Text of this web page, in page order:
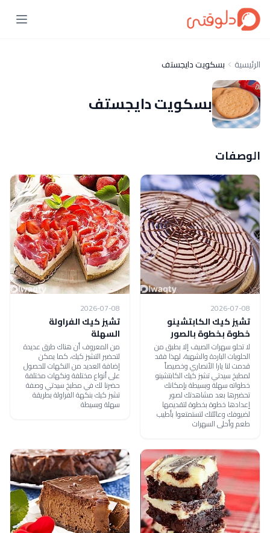
الرئيسية بسكويت دايجستف
بسكويت دايجستف
الوصفات
2026-07-08
تشيز كيك الكابتشينو
خطوة بخطوة بالصور
لا تحلو سهرات الصيف إلا بطبق من
الحلويات الباردة والشهية، لهذا فقد
قدمت لنا يارا الأنصاري وخصيصاً
لمطبخ سيدتي تشيز كيك الكابتشينو
خطواته سهلة وبسيطة بإمكانك
تحضيرها بعد مشاهدتك لصور
إعدادها خطوة بخطوة لتقديمها
لضيوفك وعائلتك لتستمتعوا بأطيب
طعم وأحلى السهرات
2026-07-08
تشيز كيك الفراولة
السهلة
من المعروف أن هناك طرق عديدة
لتحضير التشيز كيك، كما يمكن
إضافة العديد من النكهات للحصول
على أنواع مختلفة ونكهات مختلفة
حضرنا لك في مطبخ سيدتي وصفة
تشيز كيك بنكهة الفراولة بطريقة
سهلة وبسيطة